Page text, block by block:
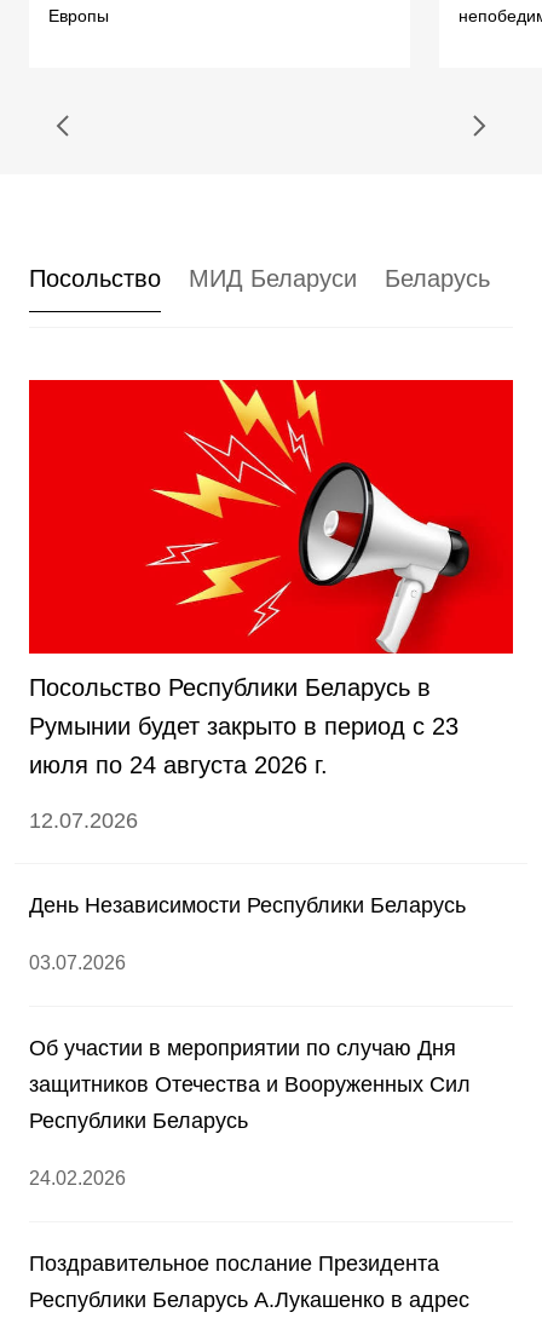
Европы
Посольство МИД Беларуси Беларусь
Посольство Республики Беларусь в
Румынии будет закрыто в период с 23
июля по 24 августа 2026 г.
12.07.2026
День Независимости Республики Беларусь
03.07.2026
Об участии в мероприятии по случаю Дня
защитников Отечества и Вооруженных Сил
Республики Беларусь
24.02.2026
Поздравительное послание Президента
Республики Беларусь А.Лукашенко в адрес